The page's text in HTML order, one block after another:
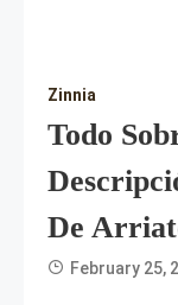
Zinnia
Todo
De
February 25,